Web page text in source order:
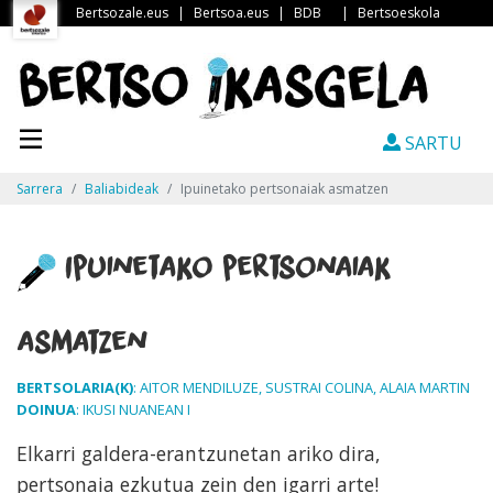
Bertsozale.eus | Bertsoa.eus | BDB | Bertsoeskola
SARTU
Sarrera Baliabideak Ipuinetako pertsonaiak asmatzen
Ipuinetako pertsonaiak
asmatzen
BERTSOLARIA(K): AITOR MENDILUZE, SUSTRAI COLINA, ALAIA MARTIN
DOINUA: IKUSI NUANEAN I
Elkarri galdera-erantzunetan ariko dira,
pertsonaia ezkutua zein den igarri arte!